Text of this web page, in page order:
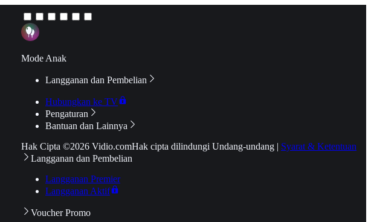
Mode Anak
Langganan dan Pembelian
Hubungkan ke TV
Pengaturan
Bantuan dan Lainnya
Hak Cipta ©2026 Vidio.comHak cipta dilindungi Undang-undang | Syarat & Ketentuan
Langganan dan Pembelian
Langganan Premier
Langganan Aktif
Voucher Promo